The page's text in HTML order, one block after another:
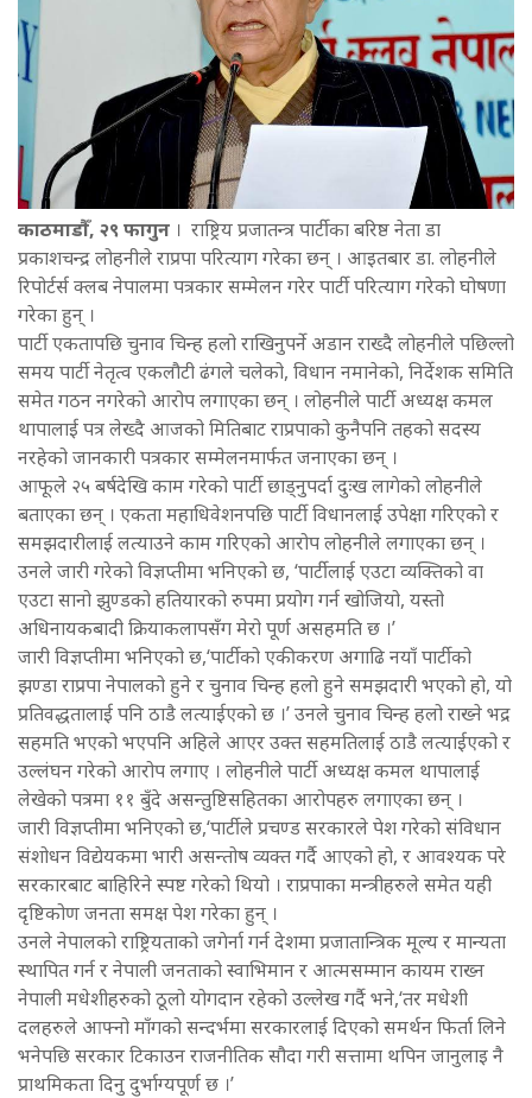
काठमाडौँ, २९ फागुन । राष्ट्रिय प्रजातन्त्र पार्टीका बरिष्ठ नेता डा‍‍‌‌
प्रकाशचन्द्र लोहनीले राप्रपा परित्याग गरेका छन् । आइतबार डा. लोहनीले
रिपोर्टर्स क्लब नेपालमा पत्रकार सम्मेलन गरेर पार्टी परित्याग गरेको घोषणा
गरेका हुन् ।
पार्टी एकतापछि चुनाव चिन्ह हलो राखिनुपर्ने अडान राख्दै लोहनीले पछिल्लो
समय पार्टी नेतृत्व एकलौटी ढंगले चलेको, विधान नमानेको, निर्देशक समिति
समेत गठन नगरेको आरोप लगाएका छन् । लोहनीले पार्टी अध्यक्ष कमल
थापालाई पत्र लेख्दै आजको मितिबाट राप्रपाको कुनैपनि तहको सदस्य
नरहेको जानकारी पत्रकार सम्मेलनमार्फत जनाएका छन् ।
आफूले २५ बर्षदेखि काम गरेको पार्टी छाड्नुपर्दा दुःख लागेको लोहनीले
बताएका छन् । एकता महाधिवेशनपछि पार्टी विधानलाई उपेक्षा गरिएको र
समझदारीलाई लत्याउने काम गरिएको आरोप लोहनीले लगाएका छन् ।
उनले जारी गरेको विज्ञप्तीमा भनिएको छ, ‘पार्टीलाई एउटा व्यक्तिको वा
एउटा सानो झुण्डको हतियारको रुपमा प्रयोग गर्न खोजियो, यस्तो
अधिनायकबादी क्रियाकलापसँग मेरो पूर्ण असहमति छ ।’
जारी विज्ञप्तीमा भनिएको छ,‘पार्टीको एकीकरण अगाढि नयाँ पार्टीको
झण्डा राप्रपा नेपालको हुने र चुनाव चिन्ह हलो हुने समझदारी भएको हो, यो
प्रतिवद्धतालाई पनि ठाडै लत्याईएको छ ।’ उनले चुनाव चिन्ह हलो राख्ने भद्र
सहमति भएको भएपनि अहिले आएर उक्त सहमतिलाई ठाडै लत्याईएको र
उल्लंघन गरेको आरोप लगाए । लोहनीले पार्टी अध्यक्ष कमल थापालाई
लेखेको पत्रमा ११ बुँदे असन्तुष्टिसहितका आरोपहरु लगाएका छन् ।
जारी विज्ञप्तीमा भनिएको छ,‘पार्टीले प्रचण्ड सरकारले पेश गरेको संविधान
संशोधन विद्येयकमा भारी असन्तोष व्यक्त गर्दै आएको हो, र आवश्यक परे
सरकारबाट बाहिरिने स्पष्ट गरेको थियो । राप्रपाका मन्त्रीहरुले समेत यही
दृष्टिकोण जनता समक्ष पेश गरेका हुन् ।
उनले नेपालको राष्ट्रियताको जगेर्ना गर्न देशमा प्रजातान्त्रिक मूल्य र मान्यता
स्थापित गर्न र नेपाली जनताको स्वाभिमान र आत्मसम्मान कायम राख्न
नेपाली मधेशीहरुको ठूलो योगदान रहेको उल्लेख गर्दै भने,‘तर मधेशी
दलहरुले आफ्नो माँगको सन्दर्भमा सरकारलाई दिएको समर्थन फिर्ता लिने
भनेपछि सरकार टिकाउन राजनीतिक सौदा गरी सत्तामा थपिन जानुलाइ नै
प्राथमिकता दिनु दुर्भाग्यपूर्ण छ ।’